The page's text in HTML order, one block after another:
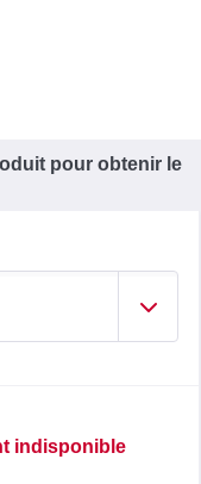
pour obtenir le
indisponible